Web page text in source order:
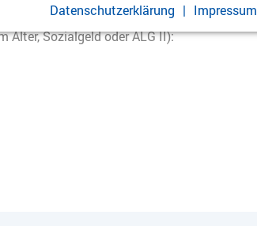
Alter, Sozialgeld oder ALG II):
Datenschutzerklärung Impressum